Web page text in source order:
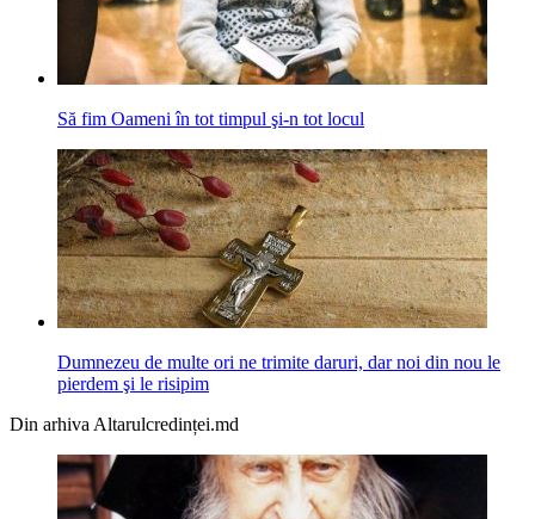
Să fim Oameni în tot timpul şi-n tot locul
Dumnezeu de multe ori ne trimite daruri, dar noi din nou le
pierdem şi le risipim
Din arhiva Altarulcredinței.md